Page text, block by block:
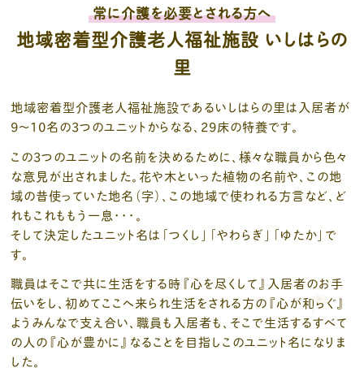
常に介護を必要とされる方へ
地域密着型介護老人福祉施設 いしはらの
里
地域密着型介護老人福祉施設であるいしはらの里は入居者が
9～10名の3つのユニットからなる、29床の特養です。
この3つのユニットの名前を決めるために、様々な職員から色々
な意見が出されました。花や木といった植物の名前や、この地
域の昔使っていた地名（字）、この地域で使われる方言など、ど
れもこれももう一息・・・。
そして決定したユニット名は「つくし」「やわらぎ」「ゆたか」で
す。
職員はそこで共に生活をする時『心を尽くして』入居者のお手
伝いをし、初めてここへ来られ生活をされる方の『心が和らぐ』
ようみんなで支え合い、職員も入居者も、そこで生活するすべて
の人の『心が豊かに』なることを目指しこのユニット名になりま
した。